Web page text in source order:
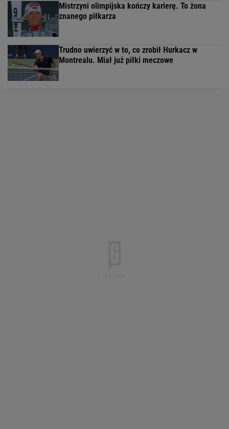
Mistrzyni olimpijska kończy karierę. To żona
znanego piłkarza
Trudno uwierzyć w to, co zrobił Hurkacz w
Montrealu. Miał już piłki meczowe